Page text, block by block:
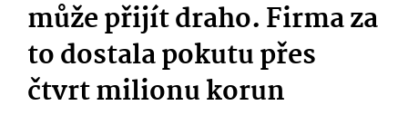
může přijít draho. Firma za
to dostala pokutu přes
čtvrt milionu korun